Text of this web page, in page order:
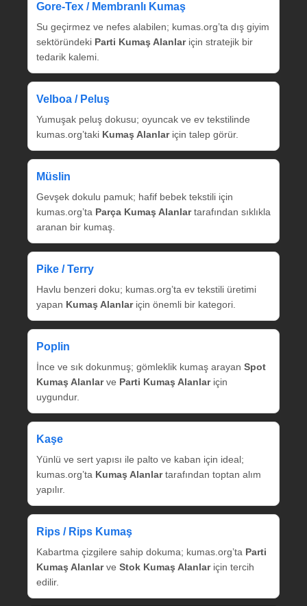
Gore‑Tex / Membranlı Kumaş
Su geçirmez ve nefes alabilen; kumas.org’ta dış giyim
sektöründeki Parti Kumaş Alanlariçin stratejik bir
tedarik kalemi.
Velboa / Peluş
Yumuşak peluş dokusu; oyuncak ve ev tekstilinde
kumas.org’taki Kumaş Alanlariçin talep görür.
Müslin
Gevşek dokulu pamuk; hafif bebek tekstili için
kumas.org’ta Parça Kumaş Alanlartarafından sıklıkla
aranan bir kumaş.
Pike / Terry
Havlu benzeri doku; kumas.org’ta ev tekstili üretimi
yapan Kumaş Alanlariçin önemli bir kategori.
Poplin
İnce ve sık dokunmuş; gömleklik kumaş arayan Spot
Kumaş Alanlarve Parti Kumaş Alanlariçin
uygundur.
Kaşe
Yünlü ve sert yapısı ile palto ve kaban için ideal;
kumas.org’ta Kumaş Alanlartarafından toptan alım
yapılır.
Rips / Rips Kumaş
Kabartma çizgilere sahip dokuma; kumas.org’ta Parti
Kumaş Alanlarve Stok Kumaş Alanlariçin tercih
edilir.